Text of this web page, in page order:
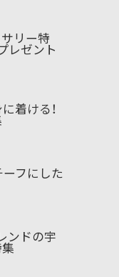
リー特
レゼント
着ける！
ーフにした
ンドの宇